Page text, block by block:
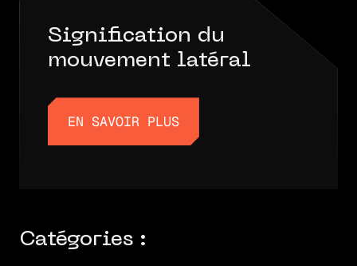
Signification du
mouvement latéral
EN SAVOIR PLUS
Catégories :